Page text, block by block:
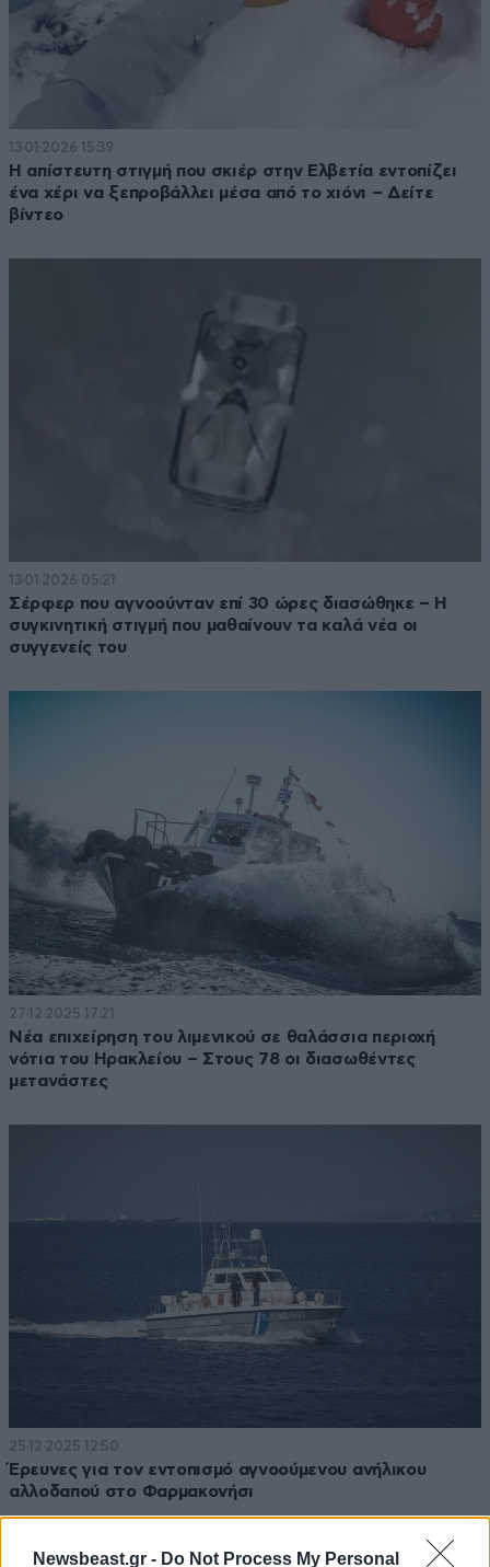
Newsbeast.gr - Do Not Process My Personal
13·01·2026 15:39
Η απίστευτη στιγμή που σκιέρ στην Ελβετία εντοπίζει
ένα χέρι να ξεπροβάλλει μέσα από το χιόνι – Δείτε
βίντεο
13·01·2026 05:21
Σέρφερ που αγνοούνταν επί 30 ώρες διασώθηκε – Η
συγκινητική στιγμή που μαθαίνουν τα καλά νέα οι
συγγενείς του
27·12·2025 17:21
Νέα επιχείρηση του λιμενικού σε θαλάσσια περιοχή
νότια του Ηρακλείου – Στους 78 οι διασωθέντες
μετανάστες
25·12·2025 12:50
Έρευνες για τον εντοπισμό αγνοούμενου ανήλικου
αλλοδαπού στο Φαρμακονήσι